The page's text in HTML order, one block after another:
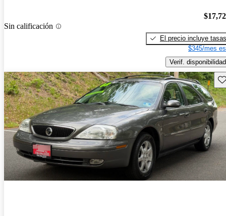
Sin calificación
El precio incluye tasas
$345/mes
Verif. disponibilidad